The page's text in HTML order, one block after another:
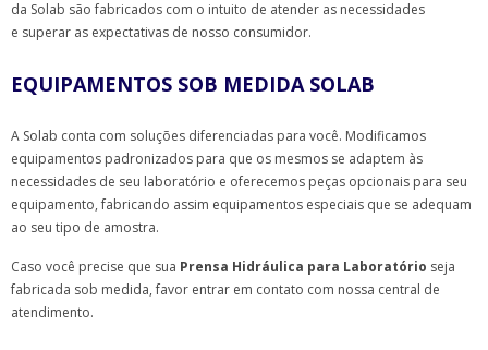
da Solab são fabricados com o intuito de atender as necessidades
e superar as expectativas de nosso consumidor.
EQUIPAMENTOS SOB MEDIDA SOLAB
A Solab conta com soluções diferenciadas para você. Modificamos
equipamentos padronizados para que os mesmos se adaptem às
necessidades de seu laboratório e oferecemos peças opcionais para seu
equipamento, fabricando assim equipamentos especiais que se adequam
ao seu tipo de amostra.
Caso você precise que sua Prensa Hidráulica para Laboratório seja
fabricada sob medida, favor entrar em contato com nossa central de
atendimento.